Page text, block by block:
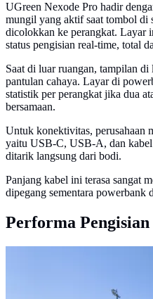
UGreen Nexode Pro hadir
mungil yang aktif saat tombol di
dicolokkan ke perangkat. Layar
status pengisian real-time, total
Saat di luar ruangan, tampilan
pantulan cahaya. Layar di
statistik per perangkat jika dua
bersamaan.
Untuk konektivitas, perusahaan
yaitu USB-C, USB-A, dan
ditarik langsung dari bodi.
Panjang kabel ini terasa sangat
dipegang sementara powerbank
Performa